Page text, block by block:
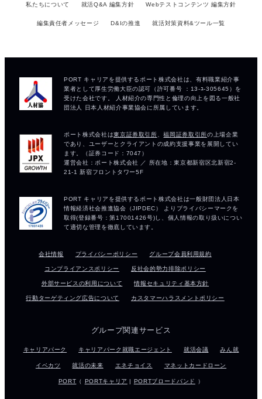
私たちについて 就活Q&A 編集方針 Webテストコンテンツ 編集方針
編集責任者メッセージ D&Iの推進 就活対策資料&ツール一覧
会社情報 プライバシーポリシー グループ会員利用規約
コンプライアンスポリシー 反社会的勢力排除ポリシー
外部サービスの利用について 情報セキュリティ基本方針
行動ターゲティング広告について カスタマーハラスメントポリシー